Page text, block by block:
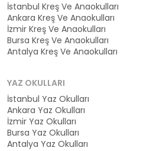
İstanbul Kreş Ve Anaokulları
Ankara Kreş Ve Anaokulları
İzmir Kreş Ve Anaokulları
Bursa Kreş Ve Anaokulları
Antalya Kreş Ve Anaokulları
YAZ OKULLARI
İstanbul Yaz Okulları
Ankara Yaz Okulları
İzmir Yaz Okulları
Bursa Yaz Okulları
Antalya Yaz Okulları